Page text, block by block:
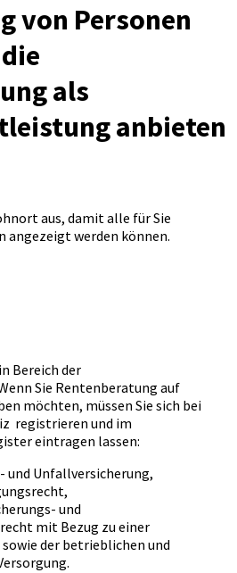
von Personen
als
anbieten
aus, damit alle für Sie
werden können.
Bereich der
Sie Rentenberatung auf
möchten, müssen Sie sich bei
registrieren und im
eintragen lassen:
und Unfallversicherung,
und
mit Bezug zu einer
der betrieblichen und